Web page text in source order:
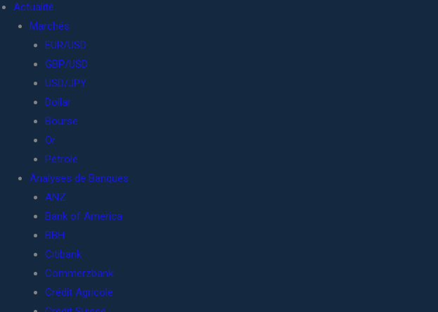
Actualité
Marchés
EUR/USD
GBP/USD
USD/JPY
Dollar
Bourse
Or
Pétrole
Analyses de Banques
ANZ
Bank of America
BBH
Citibank
Commerzbank
Crédit Agricole